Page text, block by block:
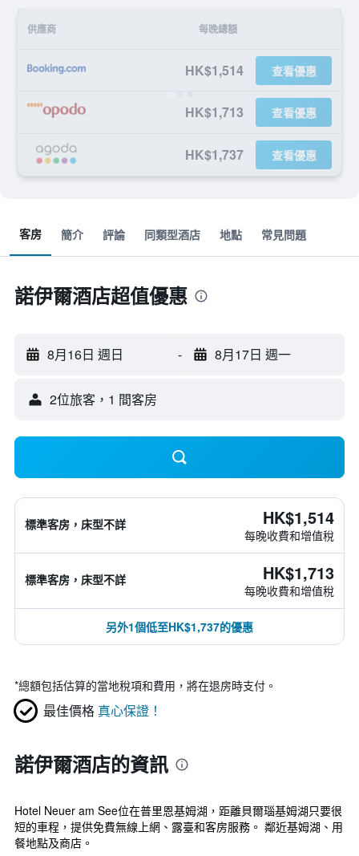
供應商 每晚總額
HK$1,514 查看優惠
HK$1,713 查看優惠
HK$1,737 查看優惠
客房 簡介 評論 同類型酒店 地點 常見問題
諾伊爾酒店超值優惠
8月16日 週日 - 8月17日 週一
2位旅客，1 間客房
標準客房，床型不詳 HK$1,514
每晚收費和增值稅
標準客房，床型不詳 HK$1,713
每晚收費和增值稅
另外1個低至HK$1,737的優惠
*總額包括估算的當地稅項和費用，將在退房時支付。
最佳價格 真心保證！
諾伊爾酒店的資訊
Hotel Neuer am See位在普里恩基姆湖，距離貝爾瑙基姆湖只要很
短的車程，提供免費無線上網、露臺和客房服務。 鄰近基姆湖、用
餐地點及商店。